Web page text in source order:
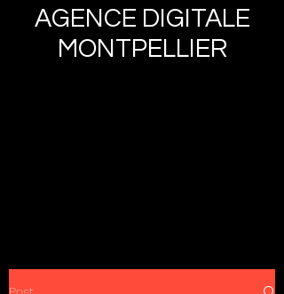
AGENCE DIGITALE
MONTPELLIER